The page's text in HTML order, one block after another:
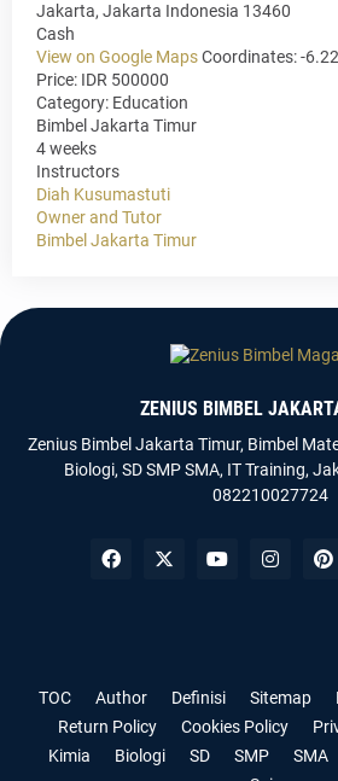
Jakarta, Jakarta Indonesia 13460
Cash
View on Google MapsCoordinates: -
Price: IDR 500000
Category: Education
Bimbel Jakarta Timur
4 weeks
Instructors
Diah Kusumastuti
Owner and Tutor
Bimbel Jakarta Timur
ZENIUS BIMBEL
Zenius Bimbel Jakarta Timur, Bimbel
Biologi, SD SMP SMA, IT Training,
082210027724
TOC Author Definisi Sitemap
Return Policy
Cookies Policy
Kimia
Biologi SD SMP SMA